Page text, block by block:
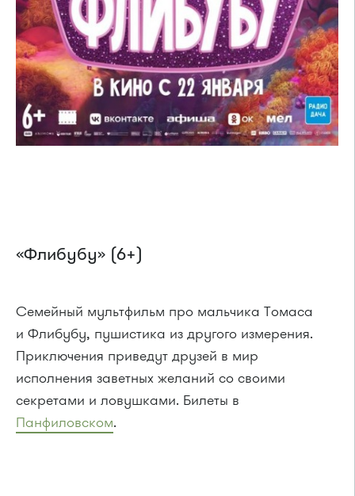
«Флибубу» (6+)
Семейный мультфильм про мальчика Томаса
и Флибубу, пушистика из другого измерения.
Приключения приведут друзей в мир
исполнения заветных желаний со своими
секретами и ловушками. Билеты в
Панфиловском.